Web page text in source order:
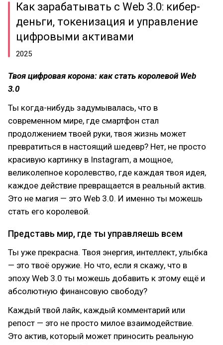
Как зарабатывать с Web 3.0: кибер-
деньги, токенизация и управление
цифровыми активами
2025
Твоя цифровая корона: как стать королевой Web
3.0
Ты когда-нибудь задумывалась, что в
современном мире, где смартфон стал
продолжением твоей руки, твоя жизнь может
превратиться в настоящий шедевр? Нет, не просто
красивую картинку в Instagram, а мощное,
великолепное королевство, где каждая твоя идея,
каждое действие превращается в реальный актив.
Это не магия — это Web 3.0. И именно ты можешь
стать его королевой.
Представь мир, где ты управляешь всем
Ты уже прекрасна. Твоя энергия, интеллект, улыбка
— это твоё оружие. Но что, если я скажу, что в
эпоху Web 3.0 ты можешь добавить к этому ещё и
абсолютную финансовую свободу?
Каждый твой лайк, каждый комментарий или
репост — это не просто милое взаимодействие.
Это актив, который может приносить реальную